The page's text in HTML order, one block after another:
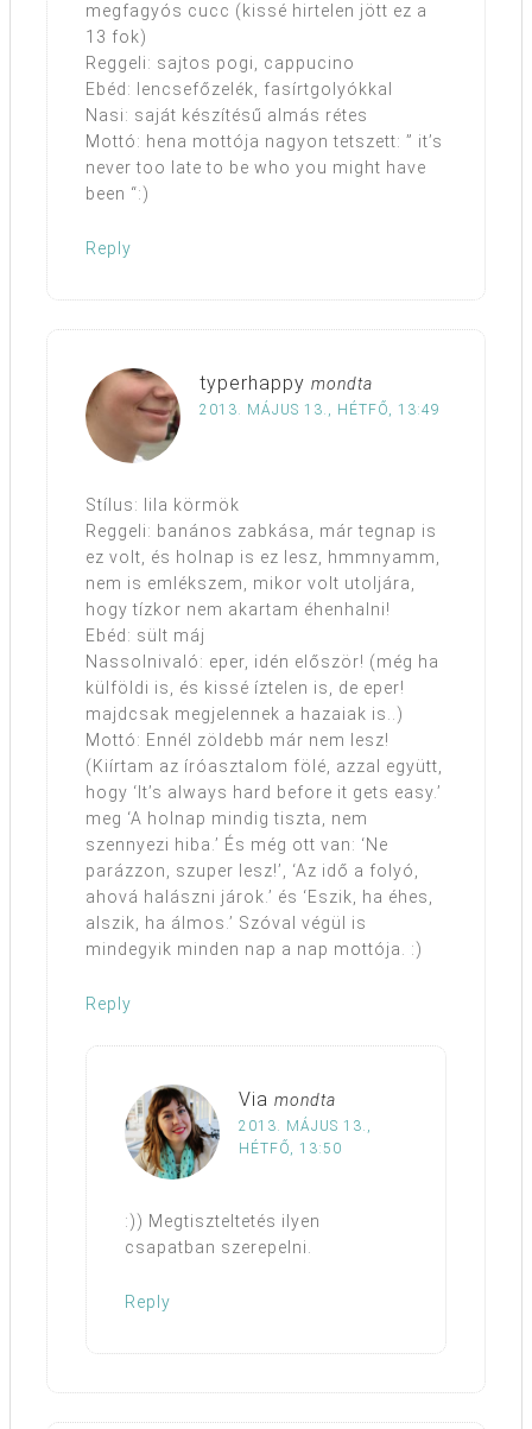
megfagyós cucc (kissé hirtelen jött ez a
13 fok)
Reggeli: sajtos pogi, cappucino
Ebéd: lencsefőzelék, fasírtgolyókkal
Nasi: saját készítésű almás rétes
Mottó: hena mottója nagyon tetszett: ” it’s
never too late to be who you might have
been “:)
Reply
typerhappy mondta
2013. MÁJUS 13., HÉTFŐ, 13:49
Stílus: lila körmök
Reggeli: banános zabkása, már tegnap is
ez volt, és holnap is ez lesz, hmmnyamm,
nem is emlékszem, mikor volt utoljára,
hogy tízkor nem akartam éhenhalni!
Ebéd: sült máj
Nassolnivaló: eper, idén először! (még ha
külföldi is, és kissé íztelen is, de eper!
majdcsak megjelennek a hazaiak is..)
Mottó: Ennél zöldebb már nem lesz!
(Kiírtam az íróasztalom fölé, azzal együtt,
hogy ‘It’s always hard before it gets easy.’
meg ‘A holnap mindig tiszta, nem
szennyezi hiba.’ És még ott van: ‘Ne
parázzon, szuper lesz!’, ‘Az idő a folyó,
ahová halászni járok.’ és ‘Eszik, ha éhes,
alszik, ha álmos.’ Szóval végül is
mindegyik minden nap a nap mottója. :)
Reply
Via mondta
2013. MÁJUS 13.,
HÉTFŐ, 13:50
:)) Megtiszteltetés ilyen
csapatban szerepelni.
Reply